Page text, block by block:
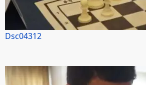
Dsc04312